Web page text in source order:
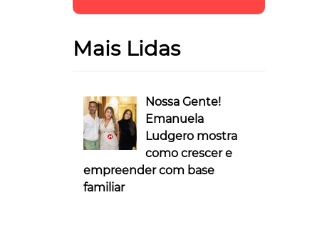
Mais Lidas
Nossa Gente!
Emanuela
Ludgero mostra
como crescer e
empreender com base
familiar